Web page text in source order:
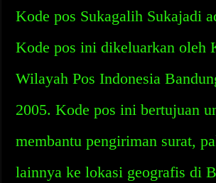
Kode pos Sukagalih Sukajadi
Kode pos ini dikeluarkan oleh
Wilayah Pos Indonesia
2005. Kode pos ini bertujuan
membantu pengiriman surat,
lainnya ke lokasi geografis di